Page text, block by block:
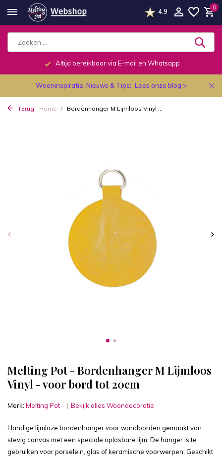
4.9
0
Altijd bereikbaar via E-mail en Whatsapp
Wooninspiratie, Nieuws & Tips: Lees onze blog >
Terug Home Bordenhanger M Lijmloos Vinyl ...
Melting Pot - Bordenhanger M Lijmloos
Vinyl - voor bord tot 20cm
Merk: Melting Pot - Bekijk alles Woondecoratie
Handige lijmloze bordenhanger voor wandborden gemaakt van
stevig canvas met een speciale oplosbare lijm. De hanger is te
gebruiken voor porselein, glas of keramische voorwerpen. Geschikt